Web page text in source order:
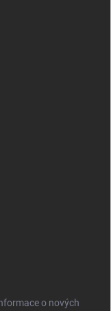
o nových